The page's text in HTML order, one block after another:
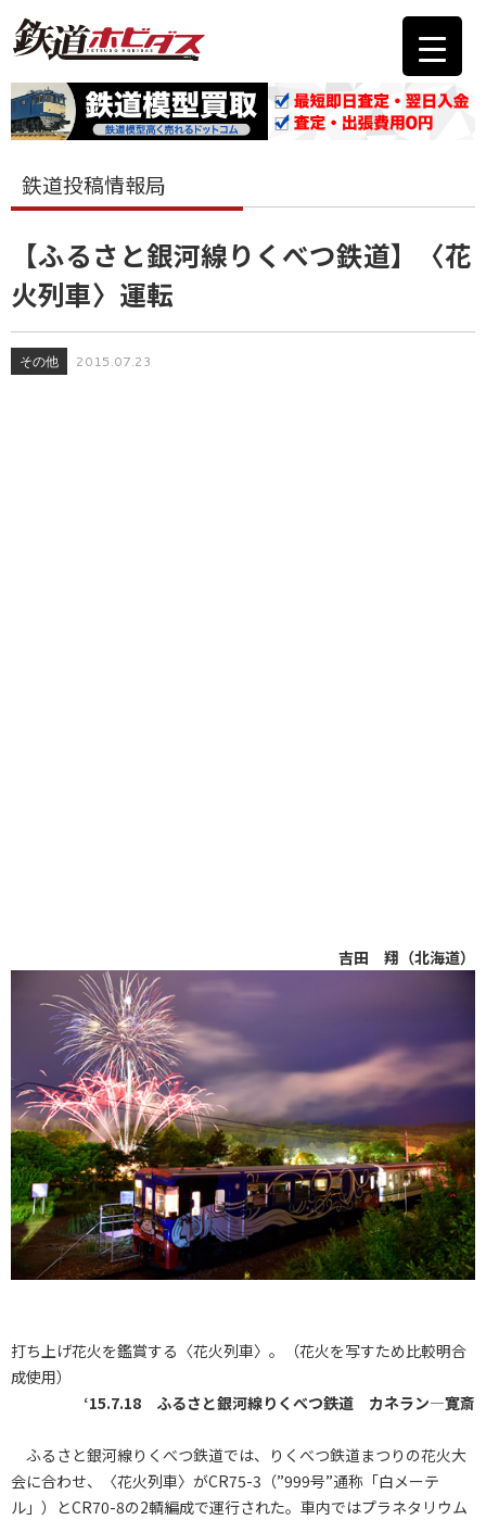
鉄道投稿情報局
【ふるさと銀河線りくべつ鉄道】〈花
火列車〉運転
その他 2015.07.23
吉田 翔（北海道）
打ち上げ花火を鑑賞する〈花火列車〉。（花火を写すため比較明合
成使用）
‘15.7.18 ふるさと銀河線りくべつ鉄道 カネラン―寛斎
ふるさと銀河線りくべつ鉄道では、りくべつ鉄道まつりの花火大
会に合わせ、〈花火列車〉がCR75-3（”999号”通称「白メーテ
ル」）とCR70-8の2輌編成で運行された。車内ではプラネタリウム